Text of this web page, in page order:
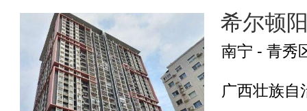
希尔顿
南宁 - 青秀
广西壮族自